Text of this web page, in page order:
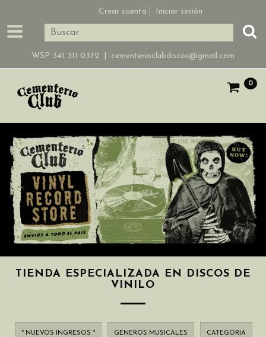
Crear cuenta Iniciar sesión
WSP 341 311 0372 | cementerioclubdiscos@gmail.com
0
TIENDA ESPECIALIZADA EN DISCOS DE
VINILO
* NUEVOS INGRESOS * GENEROS MUSICALES CATEGORIA